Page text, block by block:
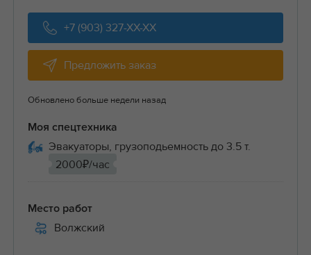
+7 (903) 327-XX-XX
Предложить заказ
Обновлено больше недели назад
Моя спецтехника
Эвакуаторы, грузоподьемность до 3.5 т.
2000₽/час
Место работ
Волжский